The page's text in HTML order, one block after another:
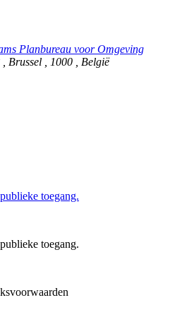
Planbureau voor Omgeving
Brussel 1000
België
toegang.
toegang.